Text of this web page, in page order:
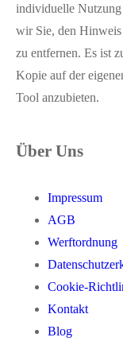
individuelle Nutzung
wir Sie, den Hinweis
zu entfernen. Es ist
Kopie auf der
Tool anzubieten.
Über Uns
Impressum
AGB
Werftordnung
Cookie-
Kontakt
Blog